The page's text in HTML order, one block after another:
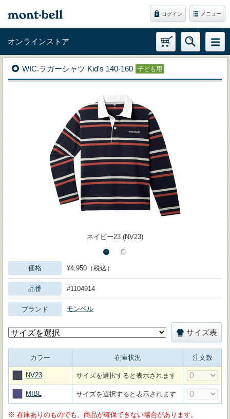
ログイン メニュー
オンラインストア
WIC.ラガーシャツ Kid's 140-160 子ども用
ネイビー23 (NV23)
価格 ¥4,950（税込）
品番 #1104914
ブランド モンベル
サイズ表
カラー 在庫状況 注文数
NV23 サイズを選択すると表示されます
MIBL サイズを選択すると表示されます
※ 在庫ありのものでも、商品が確保できない場合があります。